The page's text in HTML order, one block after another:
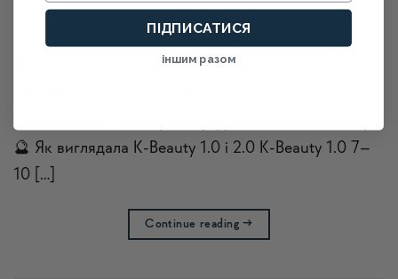
багатоступеневого догляду та ефекту glass skin, у
2026 році трансформувалося у нову філософію —
K-Beauty 3.0.Це етап зрілої еволюції, де фокус
🔮 Як виглядала K-Beauty 1.0 і 2.0 K-Beauty 1.0 7–
10 […]
Continue reading→
ПІДПИСАТИСЯ
іншим разом